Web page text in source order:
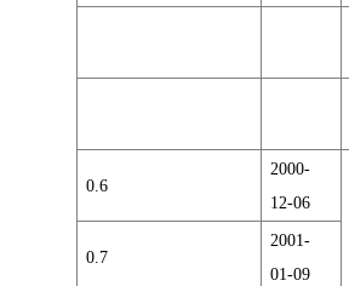
0.6
2000-
12-06
0.7
2001-
01-09